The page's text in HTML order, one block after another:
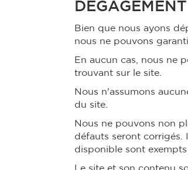
Bien que nous ayons
nous ne pouvons
En aucun cas, nous ne
trouvant sur le site.
Nous n'assumons
du site.
Nous ne pouvons non
défauts seront corrigés.
disponible sont